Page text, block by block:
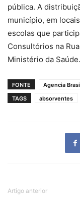
pública. A
município, em
escolas que
Consultórios na
Ministério da Saúde.
FONTE
Agencia
TAGS
absorventes
Artigo anterior